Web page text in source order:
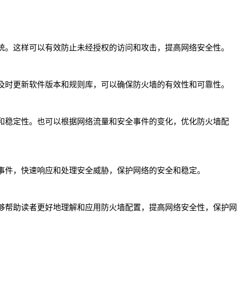
这样可以有效防止未经授权的访问和攻击，提高网络安全性。
更新软件版本和规则库，可以确保防火墙的有效性和可靠性。
定性。也可以根据网络流量和安全事件的变化，优化防火墙配
，快速响应和处理安全威胁，保护网络的安全和稳定。
助读者更好地理解和应用防火墙配置，提高网络安全性，保护网